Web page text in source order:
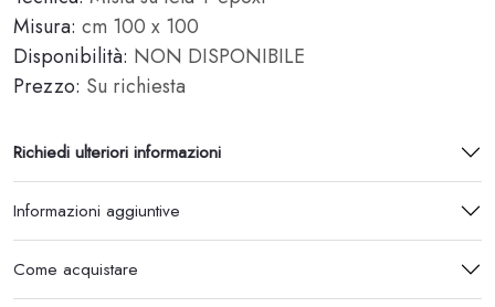
Misura: cm 100 x 100
Disponibilità: NON DISPONIBILE
Prezzo: Su richiesta
Richiedi ulteriori informazioni
Informazioni aggiuntive
Come acquistare